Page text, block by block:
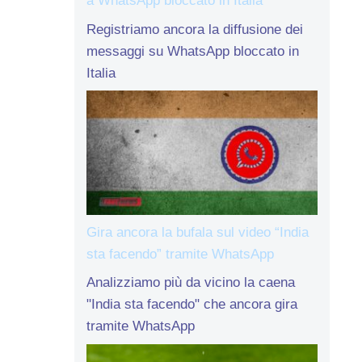
Registriamo ancora la diffusione dei
messaggi su WhatsApp bloccato in
Italia
Gira ancora la bufala sul video “India
sta facendo” tramite WhatsApp
Analizziamo più da vicino la caena
"India sta facendo" che ancora gira
tramite WhatsApp